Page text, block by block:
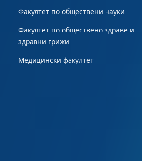
Факултет по обществени науки
Факултет по обществено здраве и
здравни грижи
Медицински факултет